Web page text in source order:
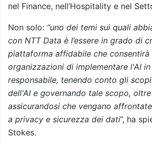
nel Finance, nell’Hospitality e nel
Non solo: “uno dei temi sui quali
con NTT Data è l’essere in grado di
piattaforma affidabile che consentirà
organizzazioni di implementare l'AI
responsabile, tenendo conto gli
dell'AI e governando tale scopo,
assicurandosi che vengano
a privacy e sicurezza dei dati”, ha
Stokes.